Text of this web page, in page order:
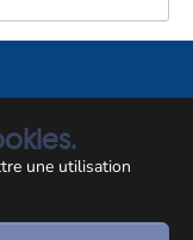
une utilisation